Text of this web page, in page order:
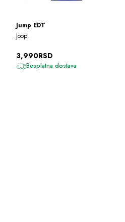
Jump EDT
Joop!
3,990RSD
Besplatna dostava